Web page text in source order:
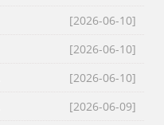
[2026-06-10]
[2026-06-10]
[2026-06-10]
[2026-06-09]